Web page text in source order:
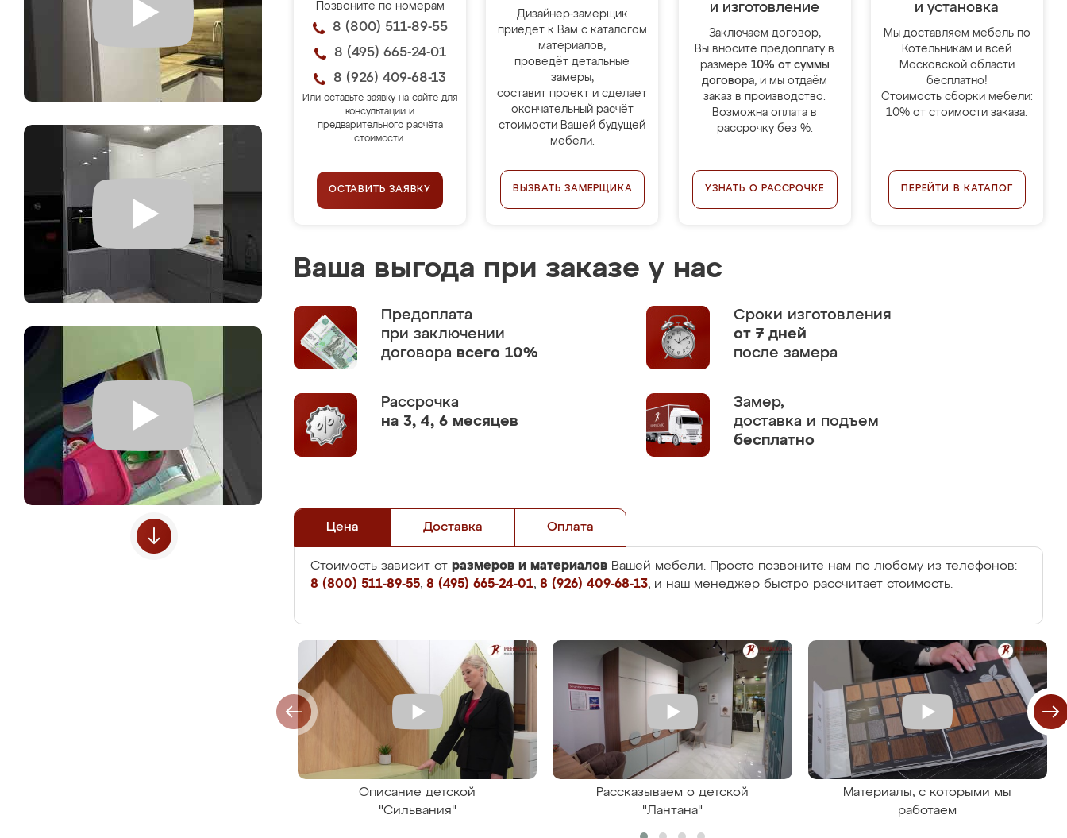
Позвоните по номерам
8 (800) 511-89-55
8 (495) 665-24-01
8 (926) 409-68-13
Или оставьте заявку на сайте для
консультации и
предварительного расчёта
стоимости.
ОСТАВИТЬ ЗАЯВКУ
Дизайнер-замерщик
приедет к Вам с каталогом
материалов,
проведёт детальные
замеры,
составит проект и сделает
окончательный расчёт
стоимости Вашей будущей
мебели.
ВЫЗВАТЬ ЗАМЕРЩИКА
и изготовление
Заключаем договор,
Вы вносите предоплату в
размере 10% от суммы
договора, и мы отдаём
заказ в производство.
Возможна оплата в
рассрочку без %.
УЗНАТЬ О РАССРОЧКЕ
и установка
Мы доставляем мебель по
Котельникам и всей
Московской области
бесплатно!
Стоимость сборки мебели:
10% от стоимости заказа.
ПЕРЕЙТИ В КАТАЛОГ
Ваша выгода при заказе у нас
Предоплата
при заключении
договора всего 10%
Сроки изготовления
от 7 дней
после замера
Рассрочка
на 3, 4, 6 месяцев
Замер,
доставка и подъем
бесплатно
Цена Доставка Оплата
Стоимость зависит от размеров и материалов Вашей мебели. Просто позвоните нам по любому из телефонов:
8 (800) 511-89-55, 8 (495) 665-24-01, 8 (926) 409-68-13, и наш менеджер быстро рассчитает стоимость.
Описание детской
"Сильвания"
Рассказываем о детской
"Лантана"
Материалы, с которыми мы
работаем